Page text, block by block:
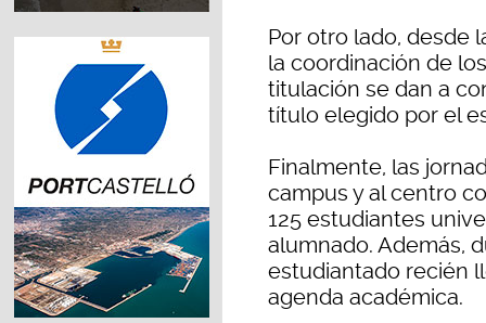
Por otro lado, desde
la coordinación de
titulación se dan a
título elegido por el
Finalmente, las
campus y al centro
125 estudiantes
alumnado. Además,
estudiantado recién
agenda académica.